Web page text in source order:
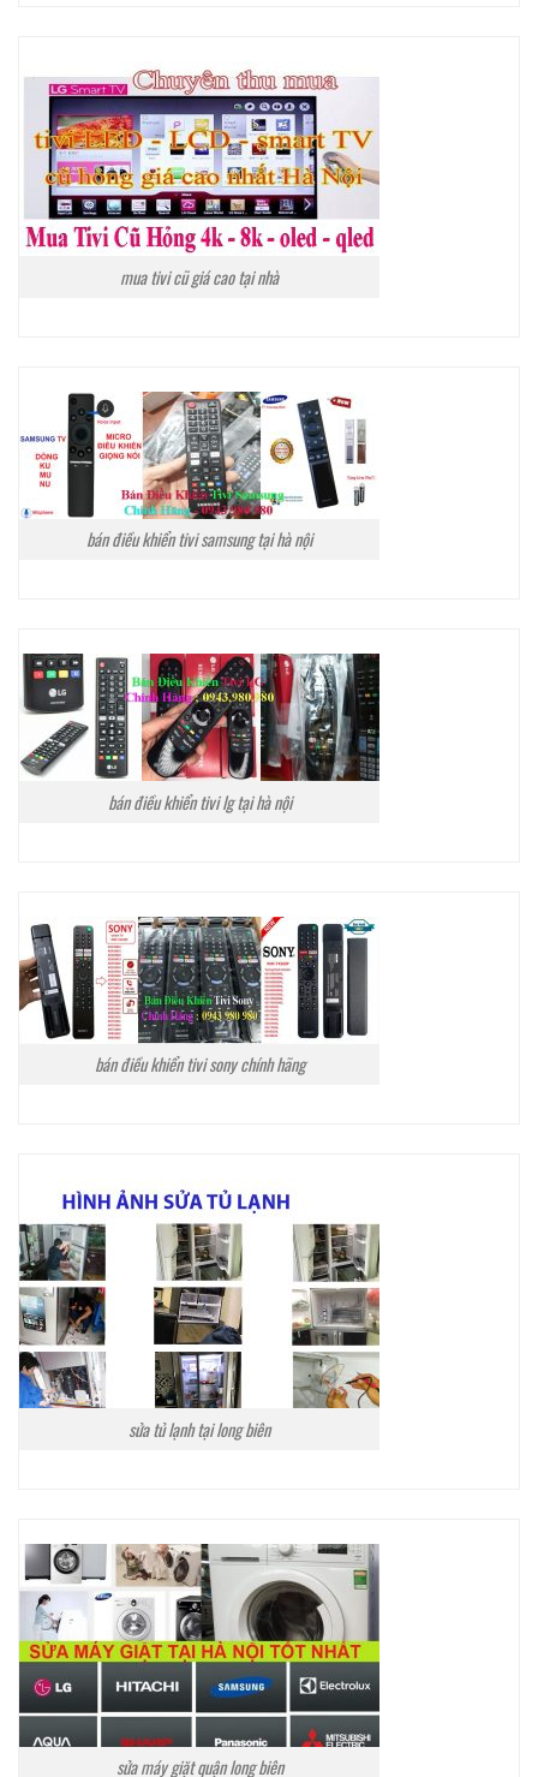
mua tivi cũ giá cao tại nhà
bán điều khiển tivi samsung tại hà nội
bán điều khiển tivi lg tại hà nội
bán điều khiển tivi sony chính hãng
sửa tủ lạnh tại long biên
sửa máy giặt quận long biên